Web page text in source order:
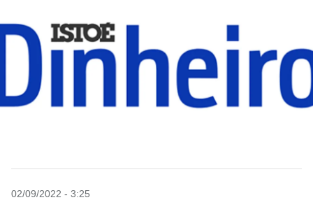
02/09/2022 - 3:25